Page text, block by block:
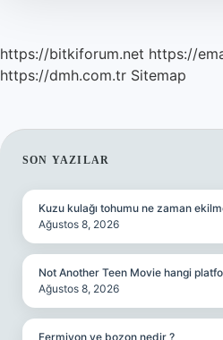
https://bitkiforum.net https://
https://dmh.com.tr Sitemap
SIDEBAR
SON YAZILAR
Kuzu kulağı tohumu ne zaman
Ağustos 8, 2026
Not Another Teen Movie hangi
Ağustos 8, 2026
Fermiyon ve bozon nedir ?